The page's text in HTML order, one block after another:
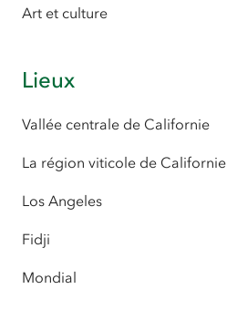
Art et culture
Lieux
Vallée centrale de Californie
La région viticole de Californie
Los Angeles
Fidji
Mondial